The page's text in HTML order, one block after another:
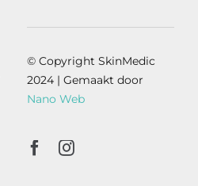
© Copyright SkinMedic
2024 | Gemaakt door
Nano Web